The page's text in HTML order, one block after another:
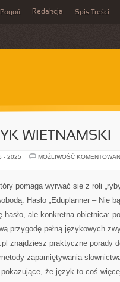
Pogoń Redakcja Spis Treści
WIETNAMSKI
- 2025 MOŻLIWOŚĆ
pomaga wyrwać się z roli
Hasło „Eduplanner – Nie
ale konkretna obietnica:
przygodę pełną językowych
znajdziesz praktyczne porady
zapamiętywania
że język to coś